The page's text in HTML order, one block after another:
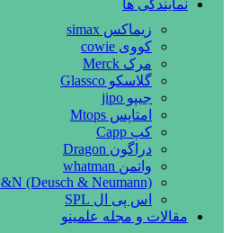
نمایندگی ها
زیماکس simax
کووی cowie
مرک Merck
گلاسکو Glassco
جیپو jipo
امتاپس Mtops
کپ Capp
دراگون Dragon
واتمن whatman
(Deusch & Neumann)
اس پی ال SPL
مقالات و مجله علمینو